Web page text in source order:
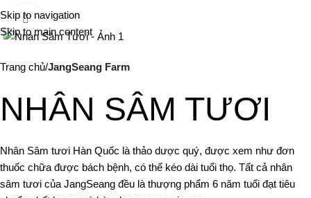
Skip to navigation
Skip to main content
Click to enlarge
Trang chủ JangSeang Farm
NHÂN SÂM TƯƠI
Nhân Sâm tươi Hàn Quốc là thảo dược quý, được xem như đơn
thuốc chữa được bách bệnh, có thể kéo dài tuổi thọ. Tất cả nhân
sâm tươi của JangSeang đều là thượng phẩm 6 năm tuổi đạt tiêu